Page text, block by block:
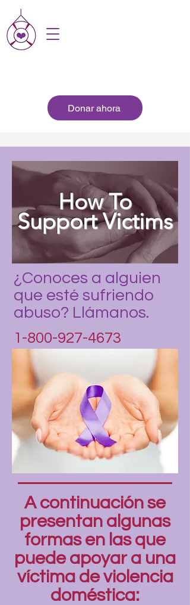
Donar ahora
How To
Support Victims
¿Conoces a alguien
que esté sufriendo
abuso? Llámanos.
1-800-927-4673
A continuación se
presentan algunas
formas en las que
puede apoyar a una
víctima de violencia
doméstica: